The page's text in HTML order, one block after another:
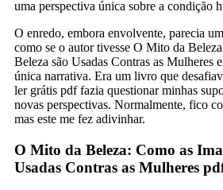
uma perspectiva única sobre a condição
O enredo, embora envolvente, parecia
como se o autor tivesse O Mito da
Beleza são Usadas Contras as Mulheres
única narrativa. Era um livro que
ler grátis pdf fazia questionar minhas
novas perspectivas. Normalmente, fico
mas este me fez adivinhar.
O Mito da Beleza: Como as
Usadas Contras as Mulheres